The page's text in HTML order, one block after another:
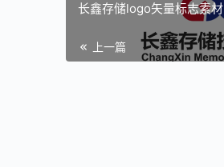
长鑫存储logo矢量标志素材
上一篇